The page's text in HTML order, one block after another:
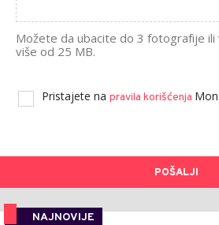
Možete da ubacite do 3 fotografije ili
više od 25 MB.
Pristajete na pravila korišćenja
POŠALJI
NAJNOVIJE